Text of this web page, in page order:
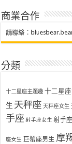
商業合作
請聯絡：
分類
十二星座主題趣 十二星
生 天秤座 天秤座女生
手座 射手座女生 射手
座女生 巨蟹座男生 摩